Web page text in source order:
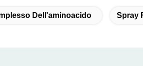
Dell'aminoacido Spray